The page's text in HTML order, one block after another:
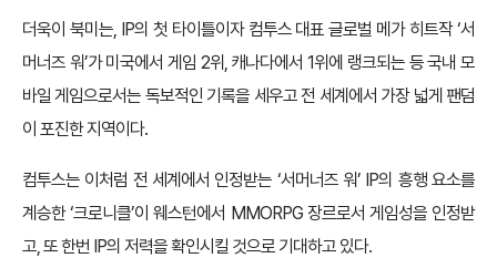
더욱이 북미는, IP의 첫 타이틀이자 컴투스 대표 글로벌 메가 히트작 ‘서
머너즈 워’가 미국에서 게임 2위, 캐나다에서 1위에 랭크되는 등 국내 모
바일 게임으로서는 독보적인 기록을 세우고 전 세계에서 가장 넓게 팬덤
이 포진한 지역이다.
컴투스는 이처럼 전 세계에서 인정받는 ‘서머너즈 워’ IP의 흥행 요소를
계승한 ‘크로니클’이 웨스턴에서 MMORPG 장르로서 게임성을 인정받
고, 또 한번 IP의 저력을 확인시킬 것으로 기대하고 있다.